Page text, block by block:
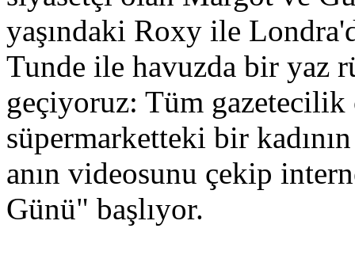
yaşındaki Roxy ile
Tunde ile havuzda bir yaz
geçiyoruz: Tüm
süpermarketteki bir
anın videosunu çekip
Günü" başlıyor.